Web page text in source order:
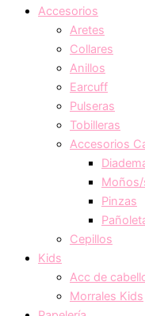
Accesorios
Aretes
Collares
Anillos
Earcuff
Pulseras
Tobilleras
Accesorios
Pinzas
Cepillos
Kids
Acc de
Morrales Kids